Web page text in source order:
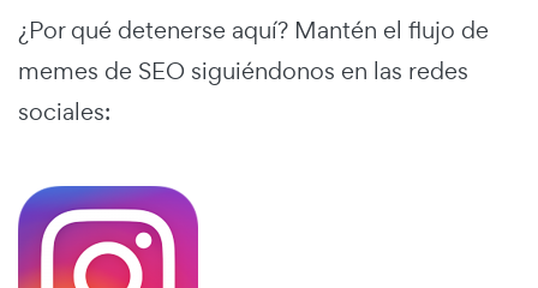
¿Por qué detenerse aquí? Mantén el flujo de
memes de SEO siguiéndonos en las redes
sociales: